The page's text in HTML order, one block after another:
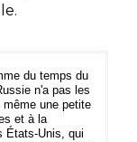
du temps du
n'a pas les
une petite
et à la
États-Unis, qui